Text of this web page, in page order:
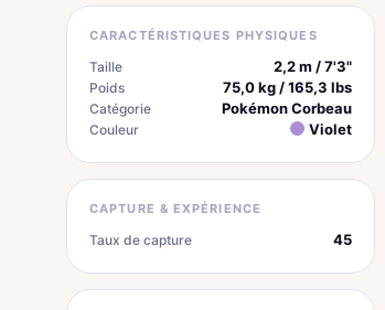
CARACTÉRISTIQUES PHYSIQUES
Taille 2,2 m / 7'3"
Poids 75,0 kg / 165,3 lbs
Catégorie Pokémon Corbeau
Couleur Violet
CAPTURE & EXPÉRIENCE
Taux de capture 45